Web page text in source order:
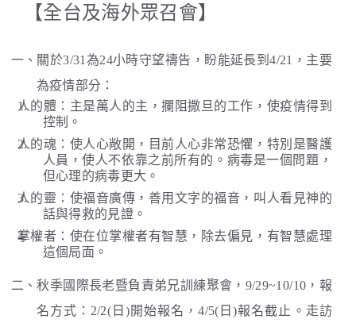
【全台及海外眾召會】
一、關於3/31為24小時守望禱告，盼能延長到4/21，主要
為疫情部分：
人的體：主是萬人的主，攔阻撒旦的工作，使疫情得到
控制。
人的魂：使人心敞開，目前人心非常恐懼，特別是醫護
人員，使人不依靠之前所有的。病毒是一個問題，
但心理的病毒更大。
人的靈：使福音廣傳，善用文字的福音，叫人看見神的
話與得救的見證。
掌權者：使在位掌權者有智慧，除去偏見，有智慧處理
這個局面。
二、秋季國際長老暨負責弟兄訓練聚會，9/29~10/10，報
名方式：2/2(日)開始報名，4/5(日)報名截止。走訪